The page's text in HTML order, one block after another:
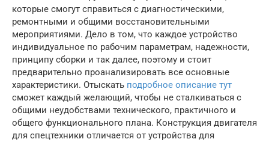
которые смогут справиться с диагностическими,
ремонтными и общими восстановительными
мероприятиями. Дело в том, что каждое устройство
индивидуальное по рабочим параметрам, надежности,
принципу сборки и так далее, поэтому и стоит
предварительно проанализировать все основные
характеристики. Отыскать подробное описание тут
сможет каждый желающий, чтобы не сталкиваться с
общими неудобствами технического, практичного и
общего функционального плана. Конструкция двигателя
для спецтехники отличается от устройства для